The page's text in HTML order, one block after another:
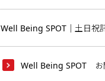
Well Being SPOT｜土日祝
Well Being SPOT お